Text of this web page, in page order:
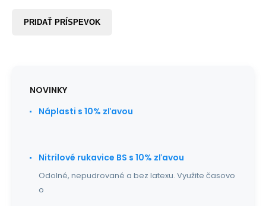
PRIDAŤ PRÍSPEVOK
NOVINKY
Náplasti s 10% zľavou
Nitrilové rukavice BS s 10% zľavou
Odolné, nepudrované a bez latexu. Využite časovo
o